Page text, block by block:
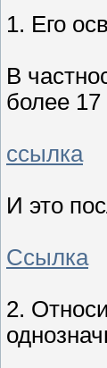
1. Его
В
более
ссылка
И это
Ссылка
2.